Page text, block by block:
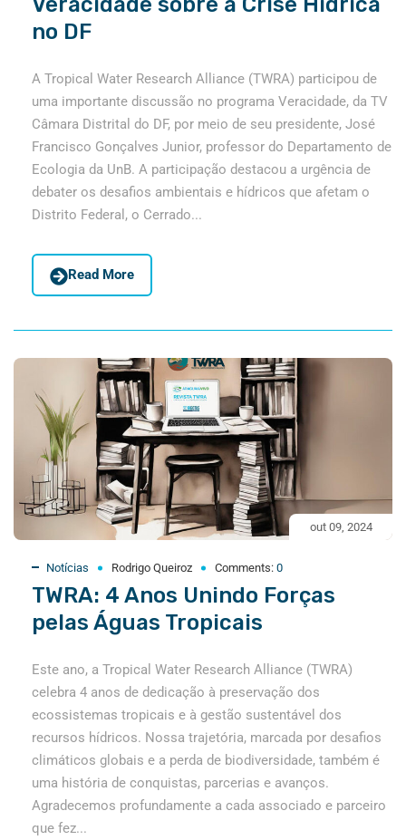
no DF
A Tropical Water Research Alliance (TWRA) participou de
uma importante discussão no programa Veracidade, da TV
Câmara Distrital do DF, por meio de seu presidente, José
Francisco Gonçalves Junior, professor do Departamento de
Ecologia da UnB. A participação destacou a urgência de
debater os desafios ambientais e hídricos que afetam o
Distrito Federal, o Cerrado...
Read More
out 09, 2024
Notícias Rodrigo Queiroz Comments: 0
TWRA: 4 Anos Unindo Forças
pelas Águas Tropicais
Este ano, a Tropical Water Research Alliance (TWRA)
celebra 4 anos de dedicação à preservação dos
ecossistemas tropicais e à gestão sustentável dos
recursos hídricos. Nossa trajetória, marcada por desafios
climáticos globais e a perda de biodiversidade, também é
uma história de conquistas, parcerias e avanços.
Agradecemos profundamente a cada associado e parceiro
que fez...